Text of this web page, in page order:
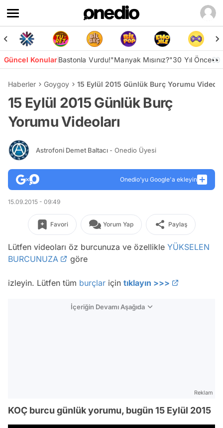
Güncel KonularBastonla Vurdu!"Manyak Mısınız?"30 Yıl Önce👀
Haberler Goygoy 15 Eylül 2015 Günlük Burç Yorumu
15 Eylül 2015 Günlük Burç
Yorumu Videoları
Astrofoni Demet Baltacı - Onedio Üyesi
Onedio’yu Google'a ekleyin
15.09.2015 - 09:49
Favori Yorum Yap Paylaş
Lütfen videoları öz burcunuza ve özellikle YÜKSELEN
BURCUNUZA
göre
izleyin. Lütfen tüm burçlar için tıklayın >>>
İçeriğin Devamı Aşağıda
Reklam
KOÇ burcu günlük yorumu, bugün 15 Eylül 2015